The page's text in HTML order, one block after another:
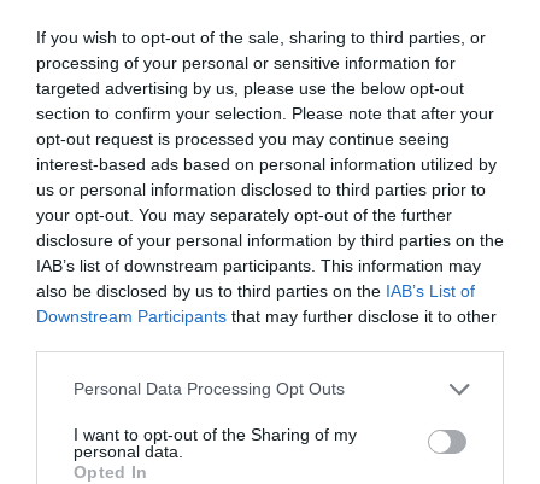
If you wish to opt-out of the sale, sharing to third parties, or
processing of your personal or sensitive information for
targeted advertising by us, please use the below opt-out
section to confirm your selection. Please note that after your
opt-out request is processed you may continue seeing
interest-based ads based on personal information utilized by
us or personal information disclosed to third parties prior to
your opt-out. You may separately opt-out of the further
disclosure of your personal information by third parties on the
IAB’s list of downstream participants. This information may
also be disclosed by us to third parties on the IAB’s List of
Downstream Participants that may further disclose it to other
Personal Data Processing Opt Outs
I want to opt-out of the Sharing of my
personal data.
Opted In
questo periodaccio, il primo disco possa essere
“Opus” di Eric Prydz, un ever green della musica
elettronica: parte “lento” e progressivamente
nella sua build-up sale di ritmo, quindi di BPM,
fino ad arrivare ad un’esplosione molto
emozionale nel drop. Sarebbe un disco perfetto
per rendere al meglio la “metafora” di questa
ripartenza.
Lascia un messaggio per i nostri lettori.
Ciao a tutti ragazzi! Se avete voglia di
supportarmi, vi invito ad ascoltare le mie
produzioni suSpotify
, i miei RadioShow su